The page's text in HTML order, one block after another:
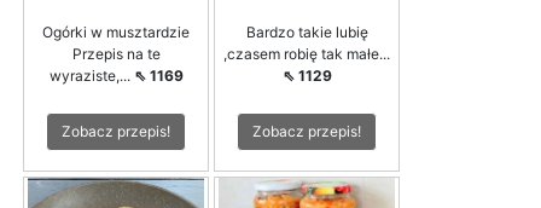
Ogórki w musztardzie
Przepis na te
wyraziste,... ⇖ 1169
Zobacz przepis!
Bardzo takie lubię
,czasem robię tak małe...
⇖ 1129
Zobacz przepis!